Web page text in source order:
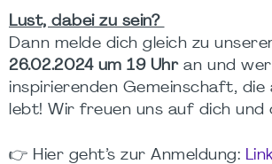
Lust, dabei zu sein?
Dann melde dich gleich zu
26.02.2024 um 19 Uhran und
inspirierenden Gemeinschaft, die
lebt! Wir freuen uns auf dich und
👉 Hier geht’s zur Anmeldung: